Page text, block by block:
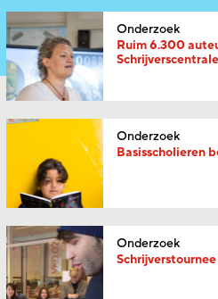
Onderzoek
Ruim 6.300
Schrijverscentrale
Onderzoek
Basisscholieren
Onderzoek